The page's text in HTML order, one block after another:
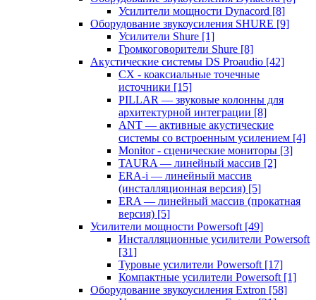
Усилители мощности Dynacord [8]
Оборудование звукоусиления SHURE [9]
Усилители Shure [1]
Громкоговорители Shure [8]
Акустические системы DS Proaudio [42]
CX - коаксиальные точечные
источники [15]
PILLAR — звуковые колонны для
архитектурной интеграции [8]
ANT — активные акустические
системы со встроенным усилением [4]
Monitor - сценические мониторы [3]
TAURA — линейный массив [2]
ERA-i — линейный массив
(инсталляционная версия) [5]
ERA — линейный массив (прокатная
версия) [5]
Усилители мощности Powersoft [49]
Инсталляционные усилители Powersoft
[31]
Туровые усилители Powersoft [17]
Компактные усилители Powersoft [1]
Оборудование звукоусиления Extron [58]